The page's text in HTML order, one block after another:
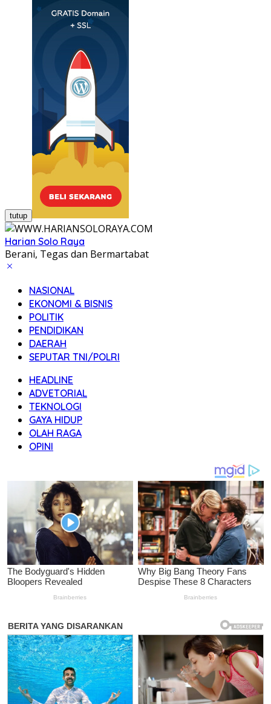
tutup
Harian Solo Raya
Berani, Tegas dan Bermartabat
NASIONAL
EKONOMI & BISNIS
POLITIK
PENDIDIKAN
DAERAH
SEPUTAR TNI/POLRI
HEADLINE
ADVETORIAL
TEKNOLOGI
GAYA HIDUP
OLAH RAGA
OPINI